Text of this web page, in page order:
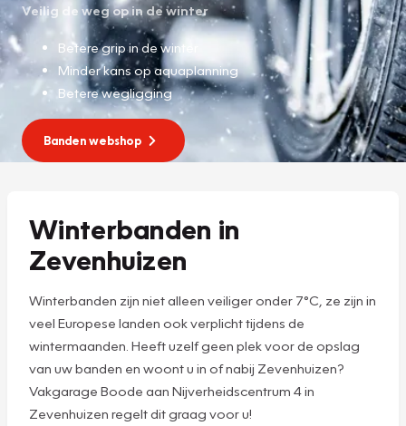
Veilig de weg op in de winter
Betere grip in de winter
Minder kans op aquaplanning
Betere wegligging
Banden webshop
Winterbanden in
Zevenhuizen
Winterbanden zijn niet alleen veiliger onder 7°C, ze zijn in
veel Europese landen ook verplicht tijdens de
wintermaanden. Heeft uzelf geen plek voor de opslag
van uw banden en woont u in of nabij Zevenhuizen?
Vakgarage Boode aan Nijverheidscentrum 4 in
Zevenhuizen regelt dit graag voor u!